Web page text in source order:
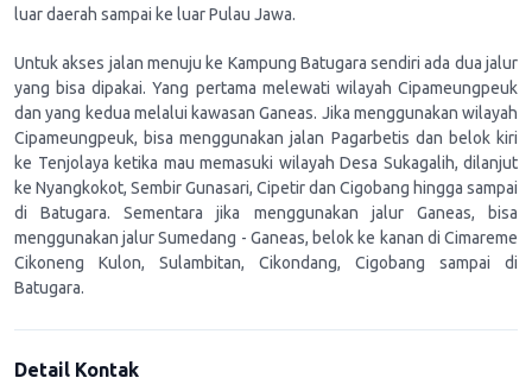
luar daerah sampai ke luar Pulau Jawa.
Untuk akses jalan menuju ke Kampung Batugara sendiri ada dua jalur
yang bisa dipakai. Yang pertama melewati wilayah Cipameungpeuk
dan yang kedua melalui kawasan Ganeas. Jika menggunakan wilayah
Cipameungpeuk, bisa menggunakan jalan Pagarbetis dan belok kiri
ke Tenjolaya ketika mau memasuki wilayah Desa Sukagalih, dilanjut
ke Nyangkokot, Sembir Gunasari, Cipetir dan Cigobang hingga sampai
di Batugara. Sementara jika menggunakan jalur Ganeas, bisa
menggunakan jalur Sumedang - Ganeas, belok ke kanan di Cimareme
Cikoneng Kulon, Sulambitan, Cikondang, Cigobang sampai di
Batugara.
Detail Kontak